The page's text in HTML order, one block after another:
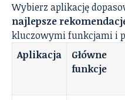
Wybierz aplikację
najlepsze
kluczowymi funkcjami i
Aplikacja
Główne
funkcje